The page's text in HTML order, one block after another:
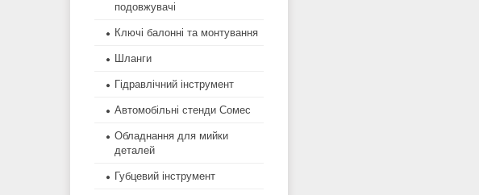
подовжувачі
Ключі балонні та монтування
Шланги
Гідравлічний інструмент
Автомобільні стенди Сомес
Обладнання для мийки
деталей
Губцевий інструмент